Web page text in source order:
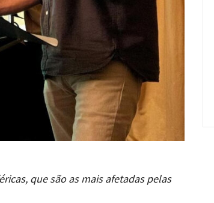
que são as mais afetadas pelas